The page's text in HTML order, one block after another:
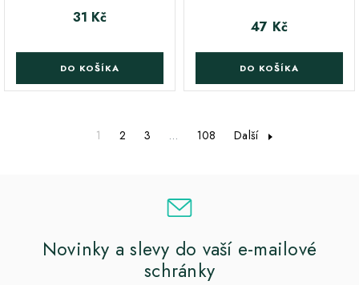
Cena
31 Kč
DO KOŠÍKA
Cena
47 Kč
DO KOŠÍKA
1 2 3 … 108 Další
Novinky a slevy do vaší e-mailové
schránky